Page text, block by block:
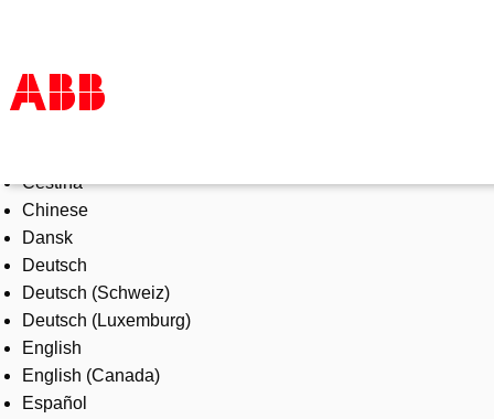
Products & Solutions
Industries
Services
About us
Where to buy
Contact us
Careers
Čeština
Chinese
Dansk
Deutsch
Deutsch (Schweiz)
Deutsch (Luxemburg)
English
English (Canada)
Español